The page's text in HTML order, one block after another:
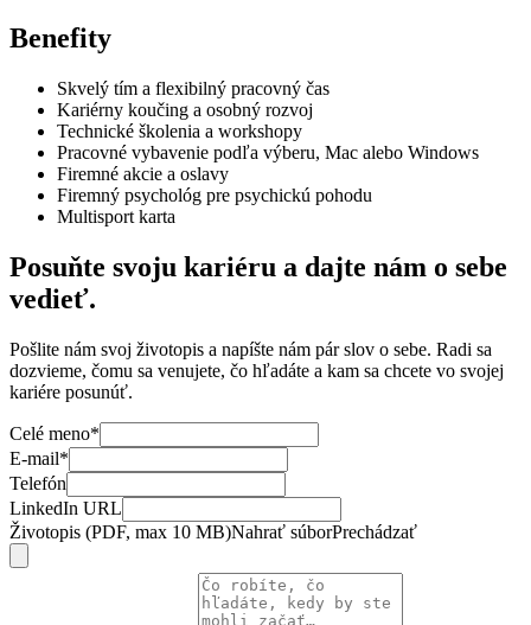
Benefity
Skvelý tím a flexibilný pracovný čas
Kariérny koučing a osobný rozvoj
Technické školenia a workshopy
Pracovné vybavenie podľa výberu, Mac alebo Windows
Firemné akcie a oslavy
Firemný psychológ pre psychickú pohodu
Multisport karta
Posuňte svoju kariéru a dajte nám o sebe
vedieť.
Pošlite nám svoj životopis a napíšte nám pár slov o sebe. Radi sa
dozvieme, čomu sa venujete, čo hľadáte a kam sa chcete vo svojej
kariére posunúť.
Celé meno*
E-mail*
Telefón
LinkedIn URL
Životopis (PDF, max 10 MB)Nahrať súborPrechádzať